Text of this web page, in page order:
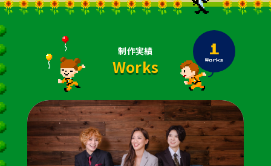
制作実績
Works
1